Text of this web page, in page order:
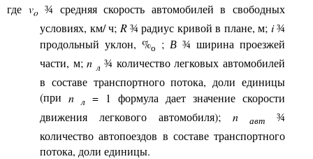
где vo ¾
средняя скорость автомобилей в свободных
условиях, км/ч; R ¾ радиус кривой в плане, м; i ¾
продольный уклон, %о ; В ¾ ширина проезжей
части, м;n л ¾ количество легковых автомобилей
в составе транспортного потока, доли единицы
(при n л = 1 формула дает значение скорости
движения легкового автомобиля); n авт ¾
количество автопоездов в составе транспортного
потока, доли единицы.